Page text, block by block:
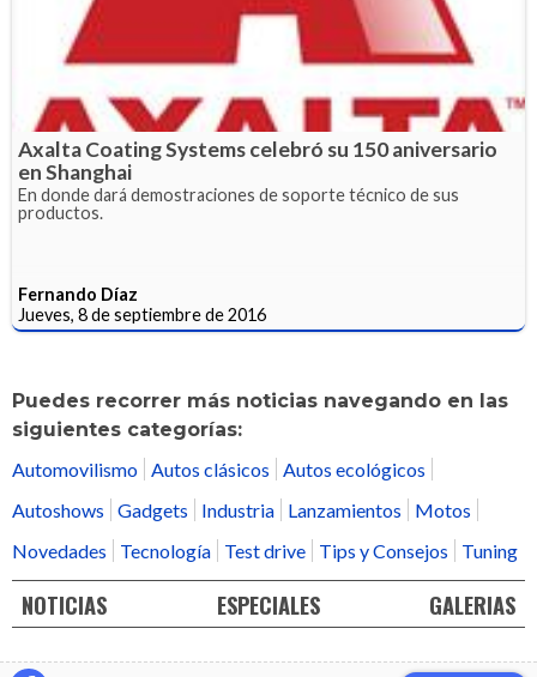
Axalta Coating Systems celebró su 150 aniversario
en Shanghai
En donde dará demostraciones de soporte técnico de sus
productos.
Fernando Díaz
Jueves, 8 de septiembre de 2016
Puedes recorrer más noticias navegando en las
siguientes categorías:
Automovilismo Autos clásicos
Autos ecológicos
Autoshows
Gadgets Industria Lanzamientos
Motos
Novedades
Tecnología Test drive Tips y Consejos Tuning
NOTICIAS ESPECIALES GALERIAS